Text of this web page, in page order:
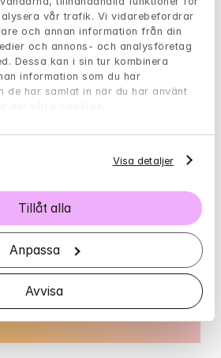
vår trafik. Vi vidarebefordrar
och annan information från din
och annons- och analysföretag
Dessa kan i sin tur kombinera
information som du har
de har samlat in när du har använt
Visa detaljer
Tillåt alla
Anpassa
Avvisa
av psykisk ohälsa i
dig?
hjälp hos en
hjälp av följande test kan
om det är dags att söka